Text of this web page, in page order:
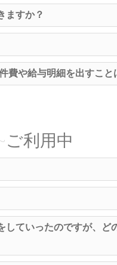
ますか？
費や給与明細を出すこと
ご利用中
していったのですが、ど